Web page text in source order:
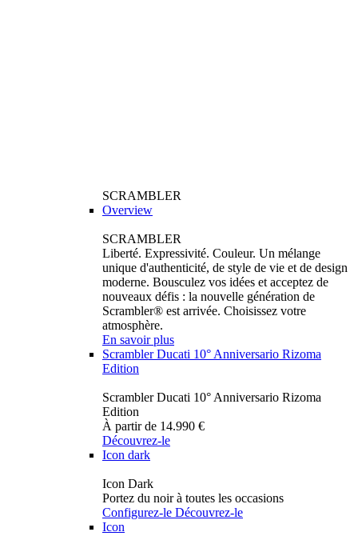
SCRAMBLER
Overview
SCRAMBLER
Liberté. Expressivité. Couleur. Un mélange
unique d'authenticité, de style de vie et de design
moderne. Bousculez vos idées et acceptez de
nouveaux défis : la nouvelle génération de
Scrambler® est arrivée. Choisissez votre
atmosphère.
En savoir plus
Scrambler Ducati 10° Anniversario Rizoma
Edition
Scrambler Ducati 10° Anniversario Rizoma
Edition
À partir de 14.990 €
Découvrez-le
Icon dark
Icon Dark
Portez du noir à toutes les occasions
Configurez-le Découvrez-le
Icon